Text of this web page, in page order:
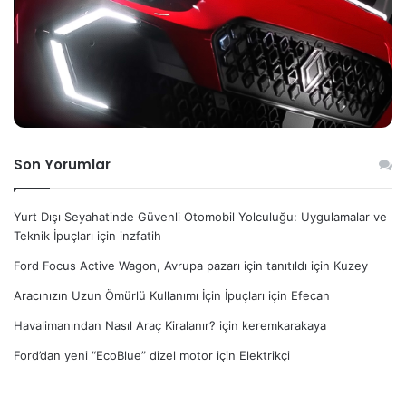
Son Yorumlar
Yurt Dışı Seyahatinde Güvenli Otomobil Yolculuğu: Uygulamalar ve
Teknik İpuçları için inzfatih
Ford Focus Active Wagon, Avrupa pazarı için tanıtıldı için Kuzey
Aracınızın Uzun Ömürlü Kullanımı İçin İpuçları için Efecan
Havalimanından Nasıl Araç Kiralanır? için keremkarakaya
Ford’dan yeni “EcoBlue” dizel motor için Elektrikçi